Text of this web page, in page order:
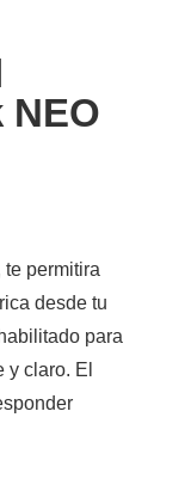
permitira
desde tu
para
y claro. El